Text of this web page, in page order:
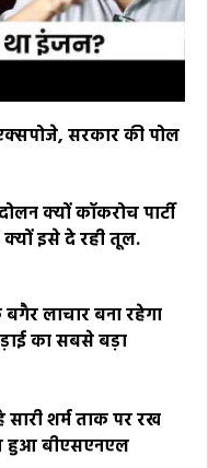
सरकार की पोल
क्यों कॉकरोच पार्टी
इसे दे रही तूल.
लाचार बना रहेगा
का सबसे बड़ा
सारी शर्म ताक पर रख
हुआ बीएसएनएल